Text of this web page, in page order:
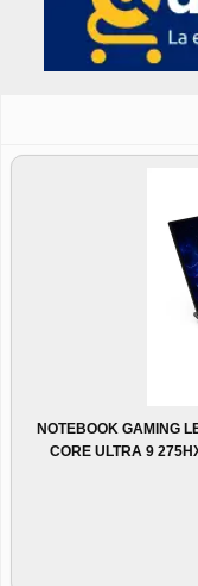
NOTEBOOK GAMING
CORE ULTRA 9